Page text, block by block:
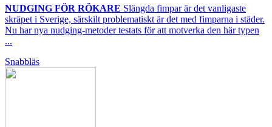
NUDGING FÖR RÖKARE Slängda fimpar är det vanligaste
skräpet i Sverige, särskilt problematiskt är det med fimparna i städer.
Nu har nya nudging-metoder testats för att motverka den här typen
...
Snabbläs